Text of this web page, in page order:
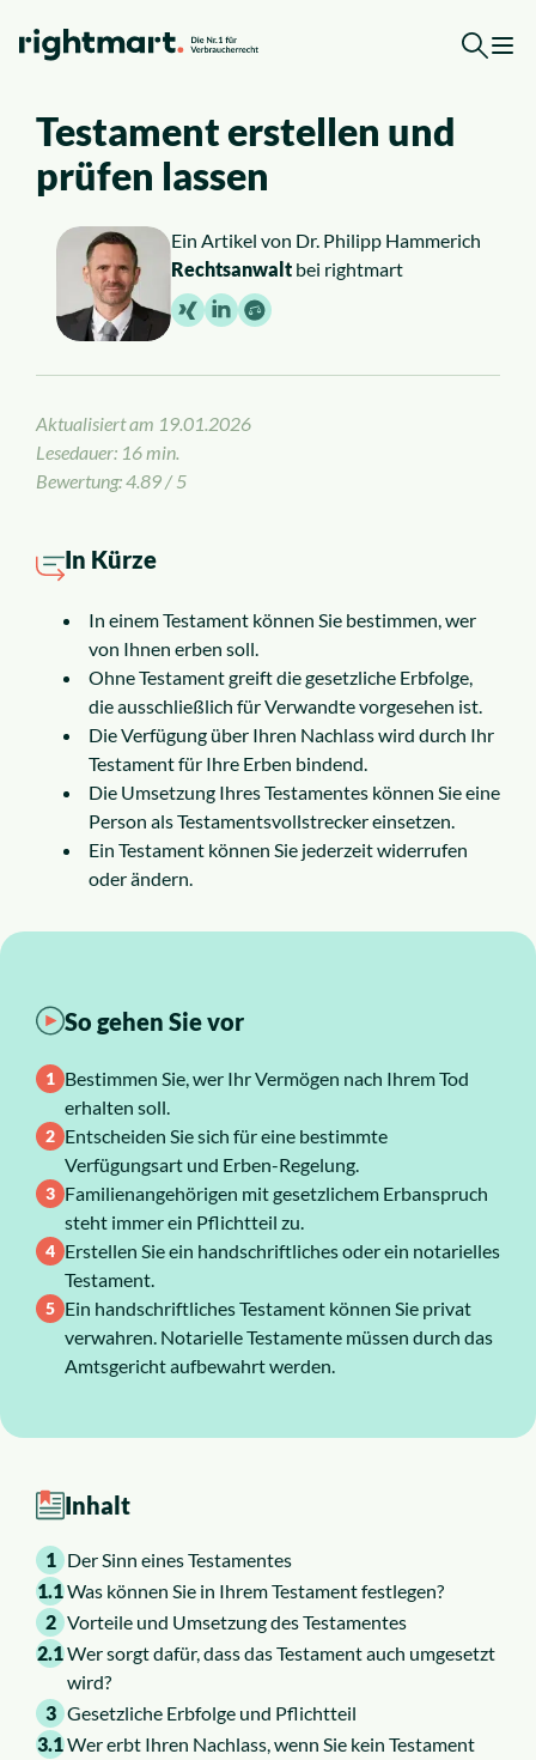
Service
So funktioniert es
Kosten
Standorte
Über uns
Karriere
Top-Rechtsgebiete
Ausländerrecht
Sozialrecht
Insolvenzrecht
Alle Rechtsgebiete
Testament erstellen und
prüfen lassen
Ein Artikel von Dr. Philipp Hammerich
Rechtsanwaltbei rightmart
Aktualisiert am 19.01.2026
Lesedauer: 16 min.
Bewertung: 4.89 / 5
In Kürze
In einem Testament können Sie bestimmen, wer
von Ihnen erben soll.
Ohne Testament greift die gesetzliche Erbfolge,
die ausschließlich für Verwandte vorgesehen ist.
Die Verfügung über Ihren Nachlass wird durch Ihr
Testament für Ihre Erben bindend.
Die Umsetzung Ihres Testamentes können Sie eine
Person als Testamentsvollstrecker einsetzen.
Ein Testament können Sie jederzeit widerrufen
oder ändern.
So gehen Sie vor
Bestimmen Sie, wer Ihr Vermögen nach Ihrem Tod
erhalten soll.
Entscheiden Sie sich für eine bestimmte
Verfügungsart und Erben-Regelung.
Familienangehörigen mit gesetzlichem Erbanspruch
steht immer ein Pflichtteil zu.
Erstellen Sie ein handschriftliches oder ein notarielles
Testament.
Ein handschriftliches Testament können Sie privat
verwahren. Notarielle Testamente müssen durch das
Amtsgericht aufbewahrt werden.
Inhalt
1 Der Sinn eines Testamentes
1.1Was können Sie in Ihrem Testament festlegen?
2 Vorteile und Umsetzung des Testamentes
2.1Wer sorgt dafür, dass das Testament auch umgesetzt
wird?
3 Gesetzliche Erbfolge und Pflichtteil
3.1Wer erbt Ihren Nachlass, wenn Sie kein Testament